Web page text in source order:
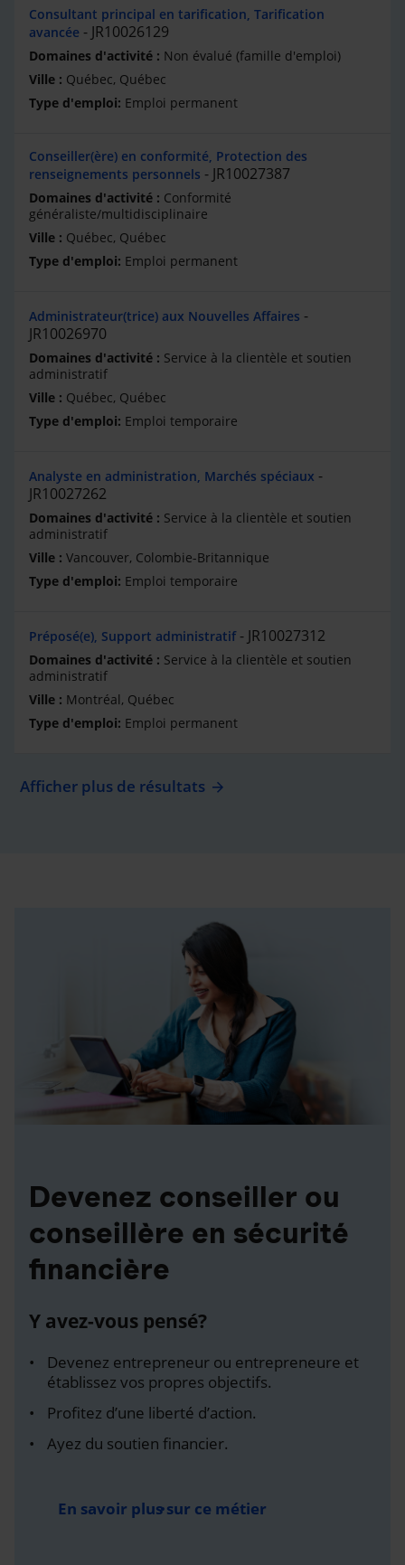
Consultant principal en tarification, Tarification
avancée
JR10026129
Non évalué (famille d'emploi)
Québec, Québec
Emploi permanent
Conseiller(ère) en conformité, Protection des
renseignements personnels
JR10027387
Conformité
généraliste/multidisciplinaire
Québec, Québec
Emploi permanent
Administrateur(trice) aux Nouvelles Affaires
JR10026970
Service à la clientèle et soutien
administratif
Québec, Québec
Emploi temporaire
Analyste en administration, Marchés spéciaux
JR10027262
Service à la clientèle et soutien
administratif
Vancouver, Colombie-Britannique
Emploi temporaire
Préposé(e), Support administratif JR10027312
Service à la clientèle et soutien
administratif
Montréal, Québec
Emploi permanent
Afficher plus de résultats
Devenez conseiller ou
conseillère en sécurité
financière
Y avez-vous pensé?
Devenez entrepreneur ou entrepreneure et
établissez vos propres objectifs.
Profitez d’une liberté d’action.
Ayez du soutien financier.
En savoir plus sur ce métier